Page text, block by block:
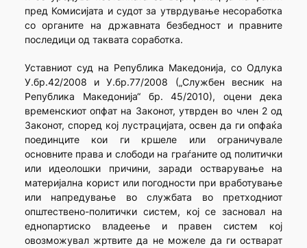
пред Комисијата и судот за утврдување несоработка
со органите на државната безбедност и правните
последици од таквата соработка.
Уставниот суд на Република Македонија, со Одлука
У.бр.42/2008 и У.бр.77/2008 („Службен весник на
Република Македонија“ бр. 45/2010), оцени дека
временскиот опфат на Законот, утврден во член 2 од
Законот, според кој лустрацијата, освен да ги опфаќа
поединците кои ги кршеле или ограничувале
основните права и слободи на граѓаните од политички
или идеолошки причини, заради остварување на
материјална корист или погодности при вработување
или напредување во службата во претходниот
општествено-политички систем, кој се засновал на
еднопартиско владеење и правен систем кој
овозможувал жртвите да не можеле да ги остварат